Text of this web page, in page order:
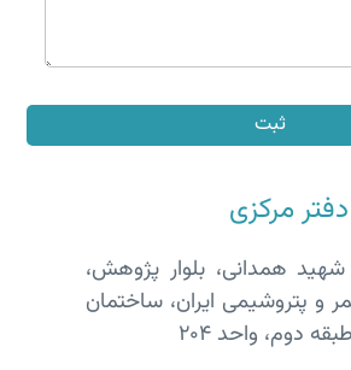
مرکزی​
شهید همدانی، بلوار پژوهش،
و پتروشیمی ایران، ساختمان
دوم، واحد 204